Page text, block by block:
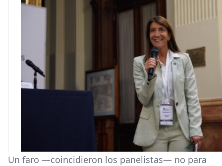
Un faro —coincidieron los panelistas— no para